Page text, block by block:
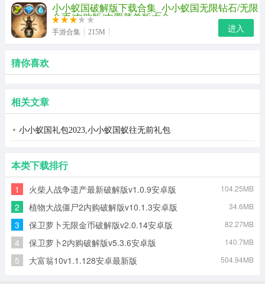
小小蚁国破解版下载合集_小小蚁国无限钻石/无限
金币/内购版/内置菜单版大全
手游合集 215M 进入
猜你喜欢
相关文章
小小蚁国礼包2023,小小蚁国蚁往无前礼包
本类下载排行
1 火柴人战争遗产最新破解版v1.0.9安卓版 104.25MB
2 植物大战僵尸2内购破解版v10.1.3安卓版 34.6MB
3 保卫萝卜无限金币破解版v2.0.14安卓版 82.27MB
4 保卫萝卜2内购破解版v5.3.6安卓版 140.7MB
5 大富翁10v1.1.128安卓最新版 504.94MB